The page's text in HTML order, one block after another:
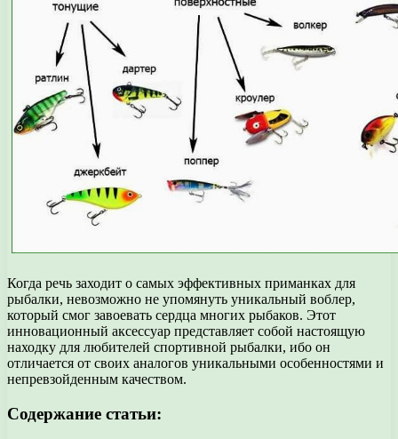
Когда речь заходит о самых эффективных приманках для
рыбалки, невозможно не упомянуть уникальный воблер,
который смог завоевать сердца многих рыбаков. Этот
инновационный аксессуар представляет собой настоящую
находку для любителей спортивной рыбалки, ибо он
отличается от своих аналогов уникальными особенностями и
непревзойденным качеством.
Содержание статьи: